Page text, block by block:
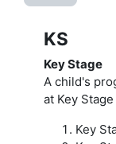
KS
Key Stage
A child's
at Key
Key